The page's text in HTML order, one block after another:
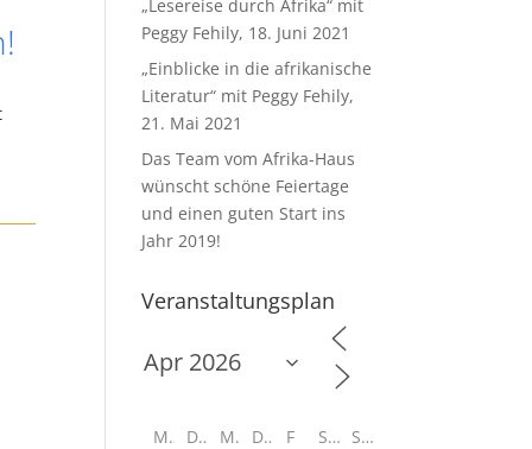
„Lesereise durch Afrika“ mit
Peggy Fehily, 18. Juni 2021
„Einblicke in die afrikanische
Literatur“ mit Peggy Fehily,
21. Mai 2021
Das Team vom Afrika-Haus
wünscht schöne Feiertage
und einen guten Start ins
Jahr 2019!
Veranstaltungsplan
M D M D F S S